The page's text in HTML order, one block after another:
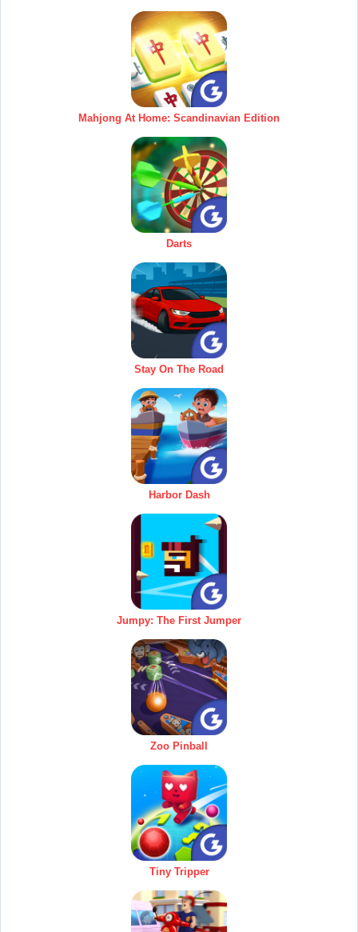
Mahjong At Home: Scandinavian Edition
Darts
Stay On The Road
Harbor Dash
Jumpy: The First Jumper
Zoo Pinball
Tiny Tripper